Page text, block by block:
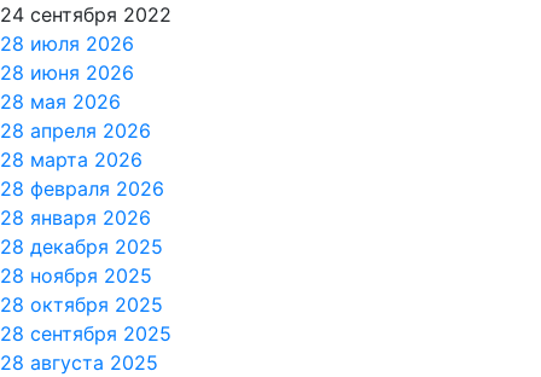
24 сентября 2022
28 июля 2026
28 июня 2026
28 мая 2026
28 апреля 2026
28 марта 2026
28 февраля 2026
28 января 2026
28 декабря 2025
28 ноября 2025
28 октября 2025
28 сентября 2025
28 августа 2025